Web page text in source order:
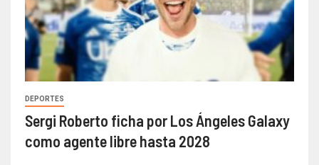
DEPORTES
Sergi Roberto ficha por Los Ángeles Galaxy
como agente libre hasta 2028